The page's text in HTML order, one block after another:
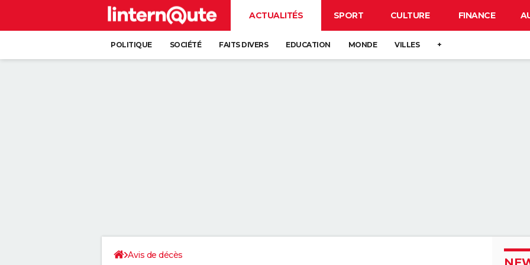
ACTUALITÉS SPORT CULTURE FINANCE
POLITIQUE SOCIÉTÉ FAITS DIVERS EDUCATION MONDE VILLES +
Avis de décès